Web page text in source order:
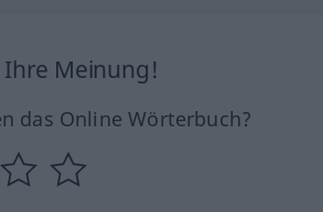
Ihre Meinung!
das Online Wörterbuch?